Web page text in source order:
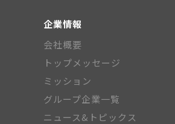
企業情報
会社概要
トップメッセージ
ミッション
グループ企業一覧
ニュース&トピックス